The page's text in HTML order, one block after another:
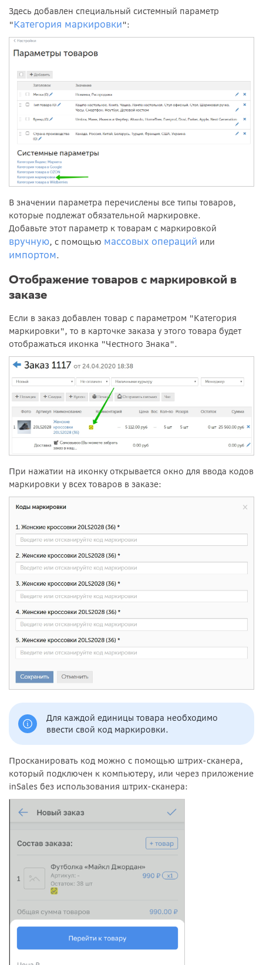
Здесь добавлен специальный системный параметр
"Категория маркировки":
В значении параметра перечислены все типы товаров,
которые подлежат обязательной маркировке.
Добавьте этот параметр к товарам с маркировкой
вручную, с помощью массовых операций или
импортом.
Отображение товаров с маркировкой в
заказе
Если в заказ добавлен товар с параметром "Категория
маркировки", то в карточке заказа у этого товара будет
отображаться иконка "Честного Знака".
При нажатии на иконку открывается окно для ввода кодов
маркировки у всех товаров в заказе:
Для каждой единицы товара необходимо
ввести свой код маркировки.
Просканировать код можно с помощью штрих-сканера,
который подключен к компьютеру, или через приложение
inSales без использования штрих-сканера: